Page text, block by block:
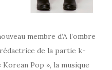
membre d’A l’ombre
de la partie k-
Pop », la musique